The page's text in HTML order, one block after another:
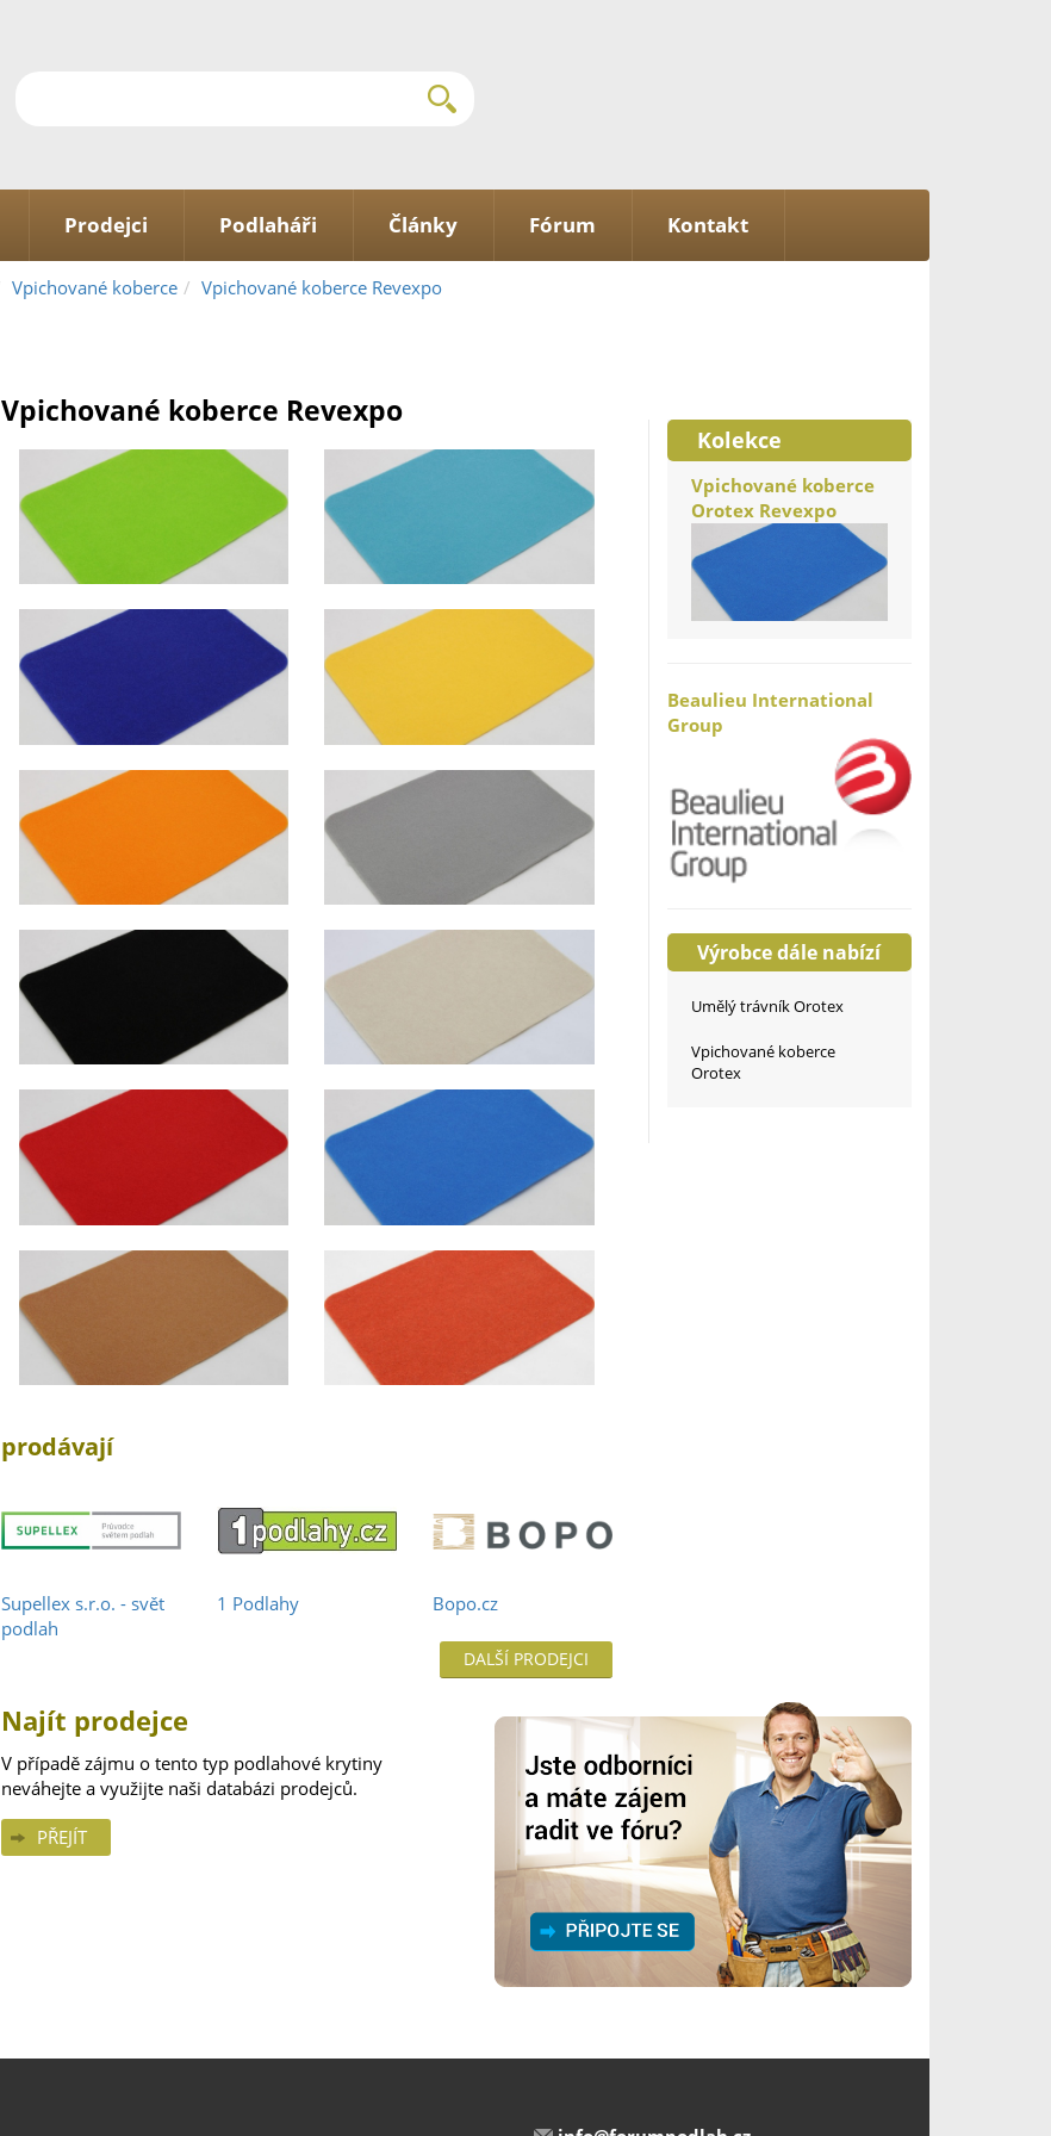
Prodejci Podlaháři Články Fórum Kontakt
Vpichované koberce Vpichované koberce Revexpo
Vpichované koberce Revexpo
prodávají
Supellex s.r.o. - svět
podlah
1 Podlahy Bopo.cz
DALŠÍ PRODEJCI
Kolekce
Vpichované koberce
Orotex Revexpo
Beaulieu International
Group
Výrobce dále nabízí
Umělý trávník Orotex
Vpichované koberce
Orotex
Najít prodejce
V případě zájmu o tento typ podlahové krytiny
neváhejte a využijte naši databázi prodejců.
PŘEJÍT